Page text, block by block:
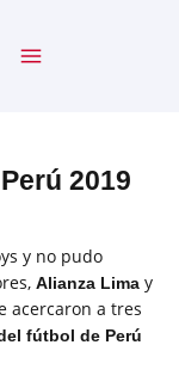
2019
y no pudo
Alianza Lima y
acercaron a tres
fútbol de Perú